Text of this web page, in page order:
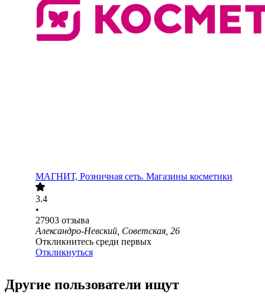
МАГНИТ, Розничная сеть. Магазины косметики
3.4
•
27903 отзыва
Александро-Невский, Советская, 26
Откликнитесь среди первых
Откликнуться
Другие пользователи ищут